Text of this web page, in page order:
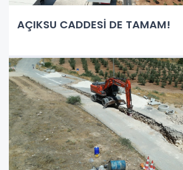
AÇIKSU CADDESİ DE TAMAM!